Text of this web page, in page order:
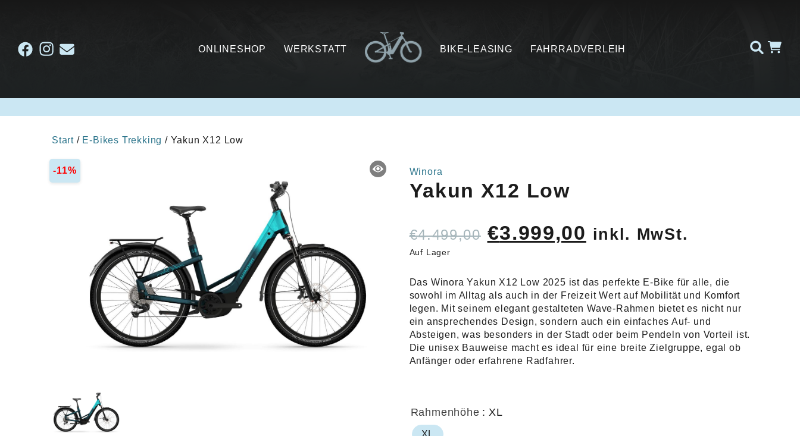
ONLINESHOP WERKSTATT BIKE-LEASING FAHRRADVERLEIH
Start / E-Bikes Trekking / Yakun X12 Low
-11% Winora
Yakun X12 Low
€4.499,00 Ursprünglicher
war:
€4.499,00
€3.999,00 Aktueller
ist:
€3.999,00.
inkl. MwSt.
Auf Lager
Das Winora Yakun X12 Low 2025 ist das perfekte E-Bike für alle, die
sowohl im Alltag als auch in der Freizeit Wert auf Mobilität und Komfort
legen. Mit seinem elegant gestalteten Wave-Rahmen bietet es nicht nur
ein ansprechendes Design, sondern auch ein einfaches Auf- und
Absteigen, was besonders in der Stadt oder beim Pendeln von Vorteil ist.
Die unisex Bauweise macht es ideal für eine breite Zielgruppe, egal ob
Anfänger oder erfahrene Radfahrer.
Rahmenhöhe : XL
XL